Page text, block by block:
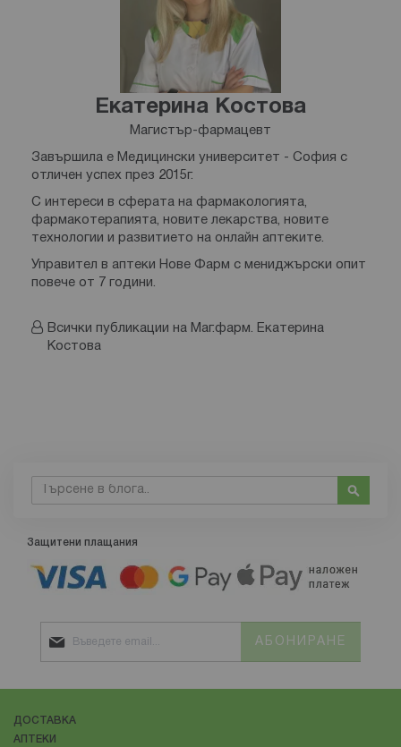
Екатерина Костова
Магистър-фармацевт
Завършила е Медицински университет - София с
отличен успех през 2015г.
С интереси в сферата на фармакологията,
фармакотерапията, новите лекарства, новите
технологии и развитието на онлайн аптеките.
Управител в аптеки Нове Фарм с мениджърски опит
повече от 7 години.
Всички публикации на Маг.фарм. Екатерина
Костова
Търсене
Защитени плащания
АБОНИРАНЕ
ДОСТАВКА
АПТЕКИ